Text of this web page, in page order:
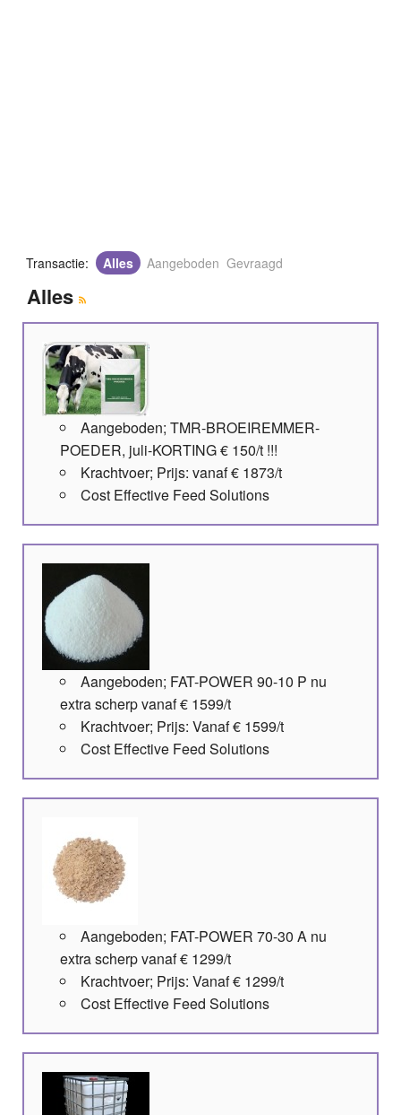
Transactie: Alles Aangeboden Gevraagd
Alles
Aangeboden; TMR-BROEIREMMER-
POEDER, juli-KORTING € 150/t !!!
Krachtvoer; Prijs: vanaf € 1873/t
Cost Effective Feed Solutions
Aangeboden; FAT-POWER 90-10 P nu
extra scherp vanaf € 1599/t
Krachtvoer; Prijs: Vanaf € 1599/t
Cost Effective Feed Solutions
Aangeboden; FAT-POWER 70-30 A nu
extra scherp vanaf € 1299/t
Krachtvoer; Prijs: Vanaf € 1299/t
Cost Effective Feed Solutions